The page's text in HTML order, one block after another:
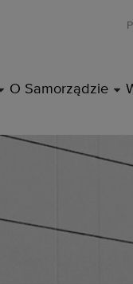
O Samorządzie